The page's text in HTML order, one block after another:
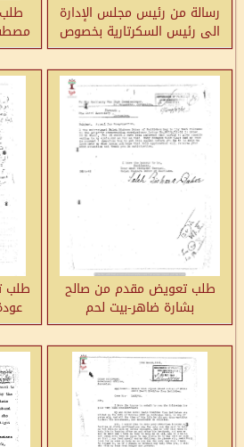
رسالة من رئيس مجلس الإدارة
الى رئيس السكرتارية بخصوص
قضية تعويض الياس عبد
الحميد شختور
ابن
طلب تعويض مقدم من صالح
بشارة ضاهر-بيت لحم
طلب